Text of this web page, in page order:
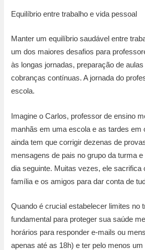
Equilíbrio entre trabalho e vida pessoal
Manter um equilíbrio saudável entre
um dos maiores desafios para
às longas jornadas, preparação de
cobranças contínuas. A jornada do
escola.
Imagine o Carlos, professor de ensino
manhãs em uma escola e as tardes em
ainda tem que corrigir dezenas de
mensagens de pais no grupo da turma
dia seguinte. Muitas vezes, ele sacrifica
família e os amigos para dar conta de
Quando é crucial estabelecer limites no
fundamental para proteger sua saúde
horários para responder e-mails ou
apenas até as 18h) e ter pelo menos